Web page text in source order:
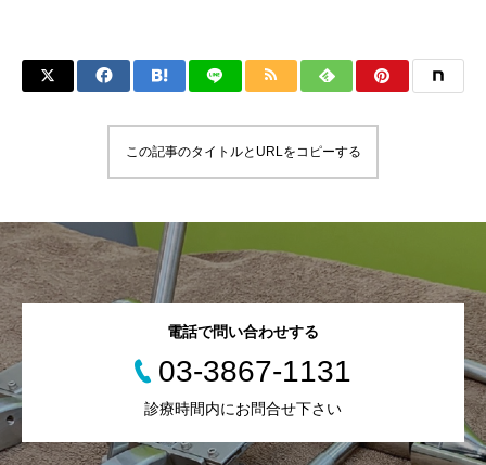
この記事のタイトルとURLをコピーする
電話で問い合わせする
03-3867-1131
診療時間内にお問合せ下さい